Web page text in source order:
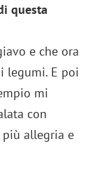
questa
e che ora
legumi. E poi
mi
con
più allegria e